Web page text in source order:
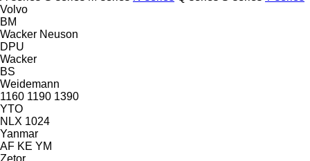
Volvo
BM
Wacker Neuson
DPU
Wacker
BS
Weidemann
1160 1190 1390
YTO
NLX 1024
Yanmar
AF KE YM
Zetor